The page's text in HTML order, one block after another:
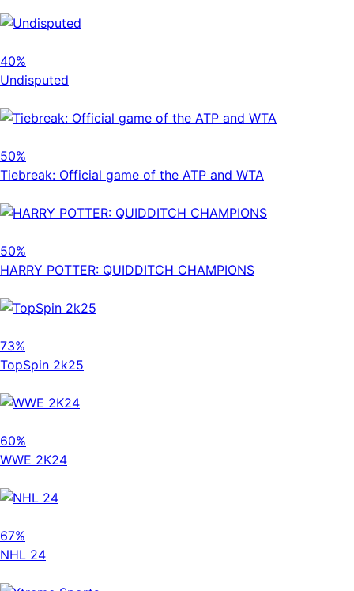
40%
Undisputed
50%
Tiebreak: Official game of the ATP and WTA
50%
HARRY POTTER: QUIDDITCH CHAMPIONS
73%
TopSpin 2k25
60%
WWE 2K24
67%
NHL 24